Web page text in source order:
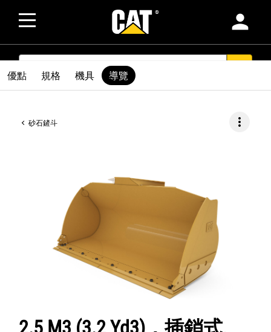
person
SEARCH
砂石鏟斗 more_vert
優點 規格 機具 導覽